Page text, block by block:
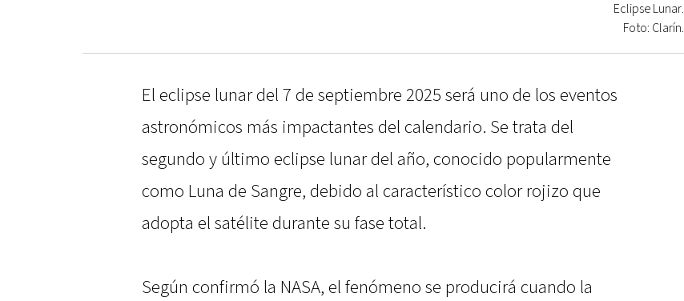
Eclipse Lunar.
Foto: Clarín.
El eclipse lunar del 7 de septiembre 2025 será uno de los eventos
astronómicos más impactantes del calendario. Se trata del
segundo y último eclipse lunar del año, conocido popularmente
como Luna de Sangre, debido al característico color rojizo que
adopta el satélite durante su fase total.
Según confirmó la NASA, el fenómeno se producirá cuando la